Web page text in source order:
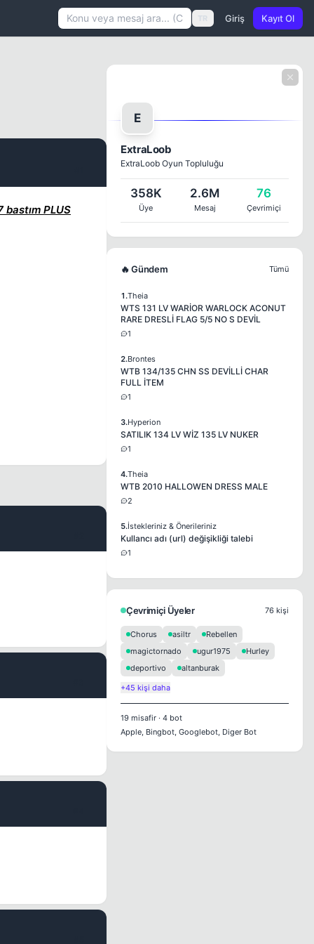
TR Giriş Kayıt Ol
PLUS
E
ExtraLoob
ExtraLoob Oyun Topluluğu
358K
Üye
2.6M
Mesaj
76
Çevrimiçi
🔥 Gündem Tümü
1.Theia
WTS 131 LV WARİOR WARLOCK ACONUT
RARE DRESLİ FLAG 5/5 NO S DEVİL
1
2.Brontes
WTB 134/135 CHN SS DEVİLLİ CHAR
FULL İTEM
1
3.Hyperion
SATILIK 134 LV WİZ 135 LV NUKER
1
4.Theia
WTB 2010 HALLOWEN DRESS MALE
2
5.İstekleriniz & Önerileriniz
Kullancı adı (url) değişikliği talebi
1
Çevrimiçi Üyeler 76 kişi
Chorus asiltr
Rebellen
magictornado
ugur1975
Hurley
deportivo
altanburak
+45 kişi daha
19 misafir · 4 bot
Apple, Bingbot, Googlebot, Diger Bot